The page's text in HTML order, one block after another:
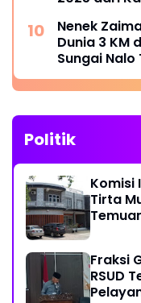
Nenek
Dunia 3 KM
Sungai
Politik
Komisi
Tirta
Fraksi
RSUD